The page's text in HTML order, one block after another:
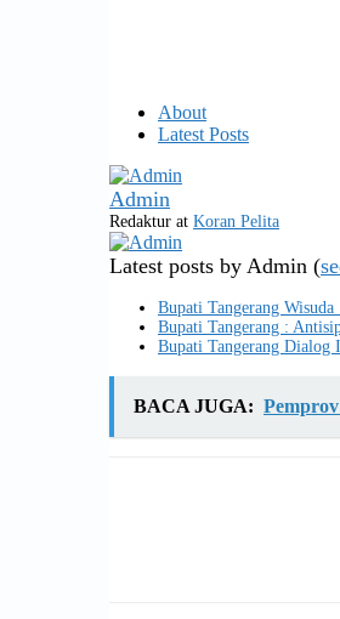
About
Latest Posts
Admin
Redaktur at Koran Pelita
Latest posts by Admin (
Bupati Tangerang
Bupati Tangerang :
Bupati Tangerang Dialog
BACA JUGA: